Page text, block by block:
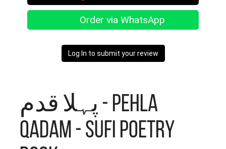
Order via WhatsApp
Log In to submit your review
پہلا قدم - Pehla
Qadam - Sufi Poetry